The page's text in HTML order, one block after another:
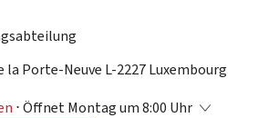
la Porte-Neuve L-2227Luxembourg
⋅ Öffnet Montag um 8:00 Uhr